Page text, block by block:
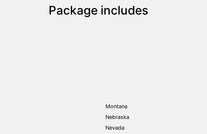
Package includes
Montana
Nebraska
Nevada